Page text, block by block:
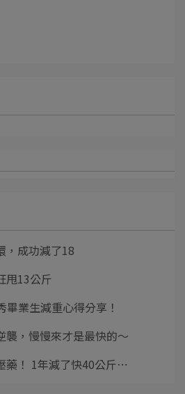
，成功減了18
甩13公斤
業生減重心得分享！
襲，慢慢來才是最快的～
藥！ 1年減了快40公斤⋯